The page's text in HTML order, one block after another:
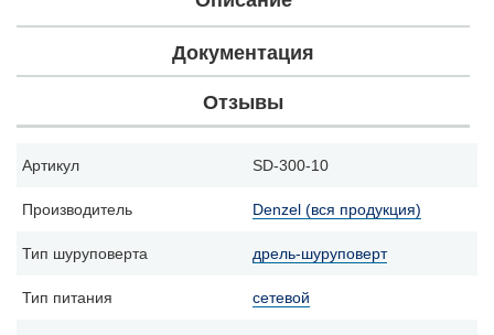
Документация
Отзывы
Артикул SD-300-10
Производитель Denzel (вся продукция)
Тип шуруповерта дрель-шуруповерт
Тип питания сетевой